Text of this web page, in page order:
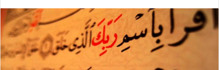
إلكترونيا